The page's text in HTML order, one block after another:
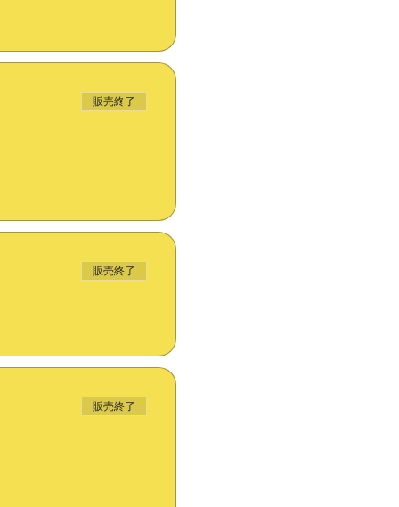
販売終了
販売終了
販売終了